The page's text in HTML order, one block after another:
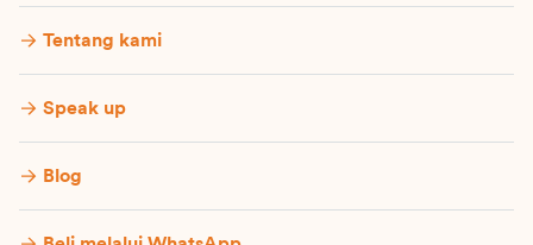
Tentang kami
Speak up
Blog